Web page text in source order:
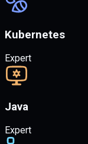
Kubernetes
Expert
Java
Expert